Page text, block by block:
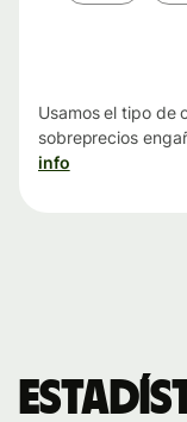
Usamos el tipo de
sobreprecios
info